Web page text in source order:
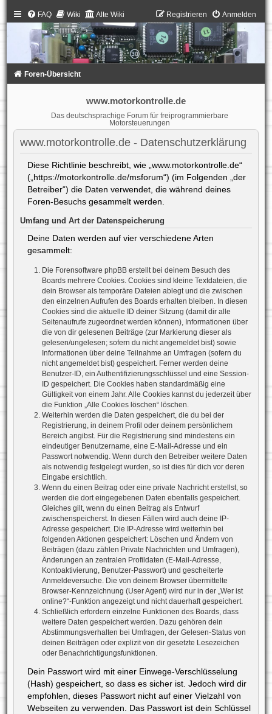
FAQ Wiki Alte Wiki Anmelden
Registrieren
Foren-Übersicht
www.motorkontrolle.de
Das deutschsprachige Forum für freiprogrammierbare
Motorsteuerungen
www.motorkontrolle.de - Datenschutzerklärung
Diese Richtlinie beschreibt, wie „www.motorkontrolle.de“
(„https://motorkontrolle.de/msforum“) (im Folgenden „der
Betreiber“) die Daten verwendet, die während deines
Foren-Besuchs gesammelt werden.
Umfang und Art der Datenspeicherung
Deine Daten werden auf vier verschiedene Arten
gesammelt:
Die Forensoftware phpBB erstellt bei deinem Besuch des
Boards mehrere Cookies. Cookies sind kleine Textdateien, die
dein Browser als temporäre Dateien ablegt und die zwischen
den einzelnen Aufrufen des Boards erhalten bleiben. In diesen
Cookies sind die aktuelle ID deiner Sitzung (damit dir alle
Seitenaufrufe zugeordnet werden können), Informationen über
die von dir gelesenen Beiträge (zur Markierung dieser als
gelesen/ungelesen; sofern du nicht angemeldet bist) sowie
Informationen über deine Teilnahme an Umfragen (sofern du
nicht angemeldet bist) gespeichert. Ferner werden deine
Benutzer-ID, ein Authentifizierungsschlüssel und eine Session-
ID gespeichert. Die Cookies haben standardmäßig eine
Gültigkeit von einem Jahr. Alle Cookies kannst du jederzeit über
die Funktion „Alle Cookies löschen“ löschen.
Weiterhin werden die Daten gespeichert, die du bei der
Registrierung, in deinem Profil oder deinem persönlichem
Bereich angibst. Für die Registrierung sind mindestens ein
eindeutiger Benutzername, eine E-Mail-Adresse und ein
Passwort notwendig. Wenn durch den Betreiber weitere Daten
als notwendig festgelegt wurden, so ist dies für dich vor deren
Eingabe ersichtlich.
Wenn du einen Beitrag oder eine private Nachricht erstellst, so
werden die dort eingegebenen Daten ebenfalls gespeichert.
Gleiches gilt, wenn du einen Beitrag als Entwurf
zwischenspeicherst. In diesen Fällen wird auch deine IP-
Adresse gespeichert. Die IP-Adresse wird weiterhin bei
folgenden Aktionen gespeichert: Löschen und Ändern von
Beiträgen (dazu zählen Private Nachrichten und Umfragen),
Änderungen an zentralen Profildaten (E-Mail-Adresse,
Kontoaktivierung, Benutzer-Passwort) und gescheiterte
Anmeldeversuche. Die von deinem Browser übermittelte
Browser-Kennzeichnung (User Agent) wird nur in der „Wer ist
online?“-Funktion angezeigt und nicht dauerhaft gespeichert.
Schließlich erfordern einzelne Funktionen des Boards, dass
weitere Daten gespeichert werden. Dazu gehören dein
Abstimmungsverhalten bei Umfragen, der Gelesen-Status von
deinen Beiträgen oder explizit von dir gesetzte Lesezeichen
oder Benachrichtigungsfunktionen.
Dein Passwort wird mit einer Einwege-Verschlüsselung
(Hash) gespeichert, so dass es sicher ist. Jedoch wird dir
empfohlen, dieses Passwort nicht auf einer Vielzahl von
Webseiten zu verwenden. Das Passwort ist dein Schlüssel